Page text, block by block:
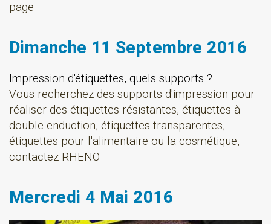
page
Dimanche 11 Septembre 2016
Impression d'étiquettes, quels supports ?
Vous recherchez des supports d'impression pour
réaliser des étiquettes résistantes, étiquettes à
double enduction, étiquettes transparentes,
étiquettes pour l'alimentaire ou la cosmétique,
contactez RHENO
Mercredi 4 Mai 2016